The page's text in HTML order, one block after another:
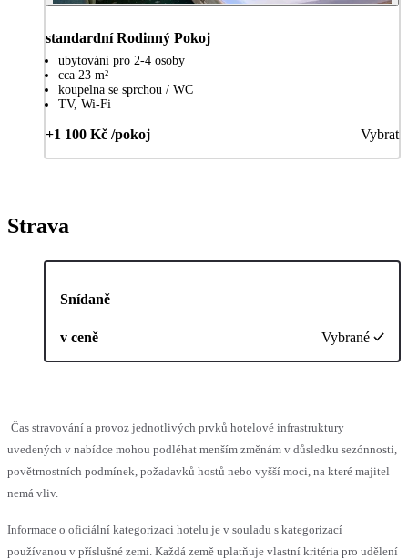
standardní Rodinný Pokoj
ubytování pro 2-4 osoby
cca 23 m²
koupelna se sprchou / WC
TV, Wi-Fi
+1 100 Kč /pokoj Vybrat
Strava
Snídaně
v ceně Vybrané
Čas stravování a provoz jednotlivých prvků hotelové infrastruktury
uvedených v nabídce mohou podléhat menším změnám v důsledku sezónnosti,
povětrnostních podmínek, požadavků hostů nebo vyšší moci, na které majitel
nemá vliv.
Informace o oficiální kategorizaci hotelu je v souladu s kategorizací
používanou v příslušné zemi. Každá země uplatňuje vlastní kritéria pro udělení